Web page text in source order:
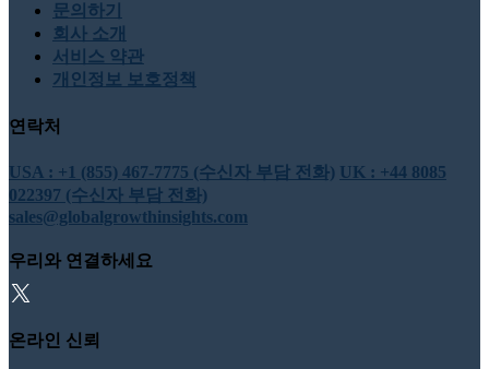
문의하기
회사 소개
서비스 약관
개인정보 보호정책
연락처
USA : +1 (855) 467-7775 (수신자 부담 전화) UK : +44 8085
022397 (수신자 부담 전화)
sales@globalgrowthinsights.com
우리와 연결하세요
온라인 신뢰